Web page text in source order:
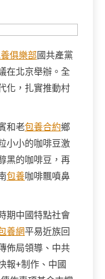
俱樂部 國共產黨
在北京舉辦。全
化，扎實推動村
和老包養合約鄉
小小的咖啡豆激
黑的咖啡豆，再
包養咖啡飄噴鼻
期中國特點社會
養網平易近族回
佈局領導、中共
報+制作、中國